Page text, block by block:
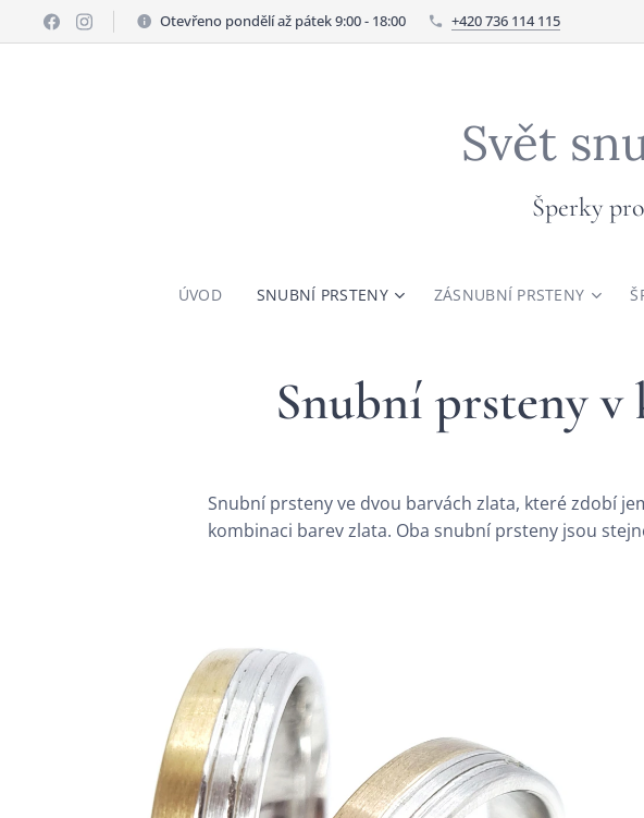
Otevřeno pondělí až pátek 9:00 - 18:00 +420 736 114 115
Svět
Šperky
ÚVOD SNUBNÍ PRSTENY ZÁSNUBNÍ PRSTENY
Snubní prsteny v
Snubní prsteny ve dvou barvách zlata, které zdobí
kombinaci barev zlata. Oba snubní prsteny jsou